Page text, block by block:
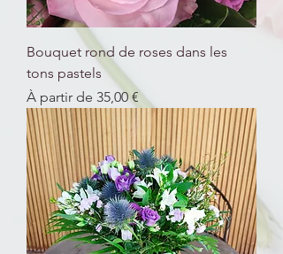
Bouquet rond de roses dans les
tons pastels
À partir de 35,00 €
Prix promotionnel